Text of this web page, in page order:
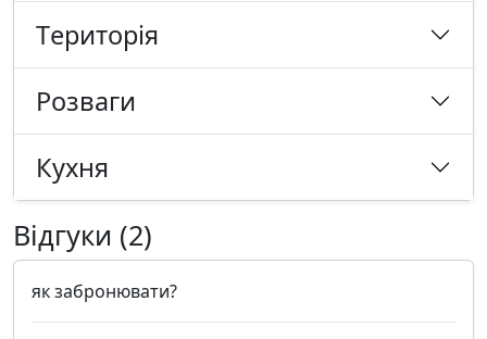
Tериторія
Розваги
Кухня
Відгуки (2)
як забронювати?